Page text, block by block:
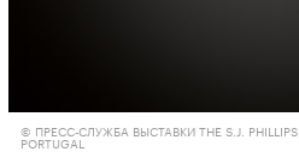
© ПРЕСС-СЛУЖБА ВЫСТАВКИ THE S.J. PHILLIPS
PORTUGAL